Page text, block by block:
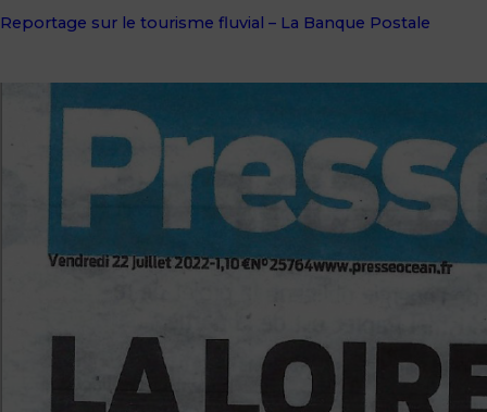
Reportage sur le tourisme fluvial – La Banque Postale